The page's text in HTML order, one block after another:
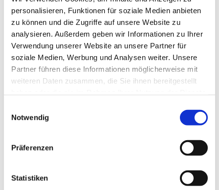
personalisieren, Funktionen für soziale Medien anbieten
zu können und die Zugriffe auf unsere Website zu
analysieren. Außerdem geben wir Informationen zu Ihrer
Verwendung unserer Website an unsere Partner für
soziale Medien, Werbung und Analysen weiter. Unsere
Partner führen diese Informationen möglicherweise mit
weiteren Daten zusammen, die Sie ihnen bereitgestellt
Notwendig
Präferenzen
Statistiken